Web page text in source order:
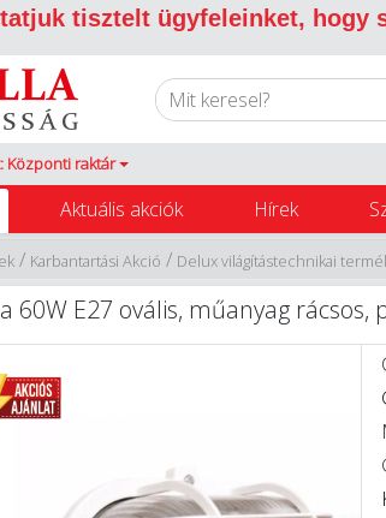
tisztelt ügyfeleinket, hogy
Központi raktár
Aktuális akciók Hírek
Delux világítástechnikai
/
Karbantartási Akció
/
60W E27 ovális, műanyag